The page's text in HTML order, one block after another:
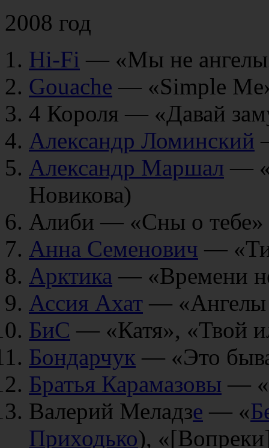
2008 год
Hi-Fi — «Мы не
Gouache — «Simple
4 Короля — «Давай
Александр Ломинский
Александр Маршал —
Новикова)
Алиби — «Сны о тебе»
Анна Семенович —
Арктика — «Времени
Ассия Ахат — «Ангелы
БиС — «Катя», «Твой
Бондарчук — «Это
Братья Карамазовы —
Валерий Меладзе — «
Приходько),